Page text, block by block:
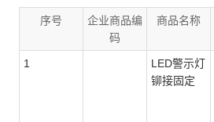
序号
企业商品编
码
商品名称
1
LED警示灯
铆接固定